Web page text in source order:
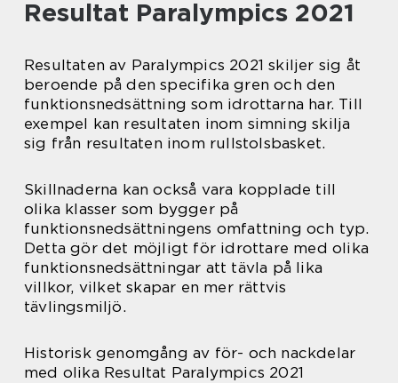
Resultat Paralympics 2021
Resultaten av Paralympics 2021 skiljer sig åt
beroende på den specifika gren och den
funktionsnedsättning som idrottarna har. Till
exempel kan resultaten inom simning skilja
sig från resultaten inom rullstolsbasket.
Skillnaderna kan också vara kopplade till
olika klasser som bygger på
funktionsnedsättningens omfattning och typ.
Detta gör det möjligt för idrottare med olika
funktionsnedsättningar att tävla på lika
villkor, vilket skapar en mer rättvis
tävlingsmiljö.
Historisk genomgång av för- och nackdelar
med olika Resultat Paralympics 2021